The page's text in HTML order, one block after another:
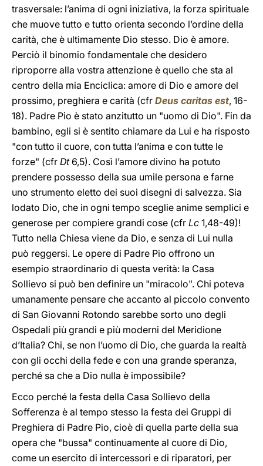
trasversale: l’anima di ogni iniziativa, la forza spirituale
che muove tutto e tutto orienta secondo l’ordine della
carità, che è ultimamente Dio stesso. Dio è amore.
Perciò il binomio fondamentale che desidero
riproporre alla vostra attenzione è quello che sta al
centro della mia Enciclica: amore di Dio e amore del
prossimo, preghiera e carità (cfr Deus caritas est, 16-
18). Padre Pio è stato anzitutto un "uomo di Dio". Fin da
bambino, egli si è sentito chiamare da Lui e ha risposto
"con tutto il cuore, con tutta l’anima e con tutte le
forze" (cfr Dt6,5). Così l’amore divino ha potuto
prendere possesso della sua umile persona e farne
uno strumento eletto dei suoi disegni di salvezza. Sia
lodato Dio, che in ogni tempo sceglie anime semplici e
generose per compiere grandi cose (cfr Lc 1,48-49)!
Tutto nella Chiesa viene da Dio, e senza di Lui nulla
può reggersi. Le opere di Padre Pio offrono un
esempio straordinario di questa verità: la Casa
Sollievo si può ben definire un "miracolo". Chi poteva
umanamente pensare che accanto al piccolo convento
di San Giovanni Rotondo sarebbe sorto uno degli
Ospedali più grandi e più moderni del Meridione
d’Italia? Chi, se non l’uomo di Dio, che guarda la realtà
con gli occhi della fede e con una grande speranza,
perché sa che a Dio nulla è impossibile?
Ecco perché la festa della Casa Sollievo della
Sofferenza è al tempo stesso la festa dei Gruppi di
Preghiera di Padre Pio, cioè di quella parte della sua
opera che "bussa" continuamente al cuore di Dio,
come un esercito di intercessori e di riparatori, per